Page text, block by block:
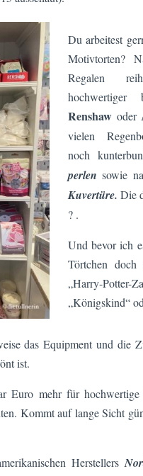
Du arbeitest
Motivtorten?
Regalen
hochwertiger
Renshawoder
vielen
noch
perlensowie
Kuvertüre. Die
? .
Und bevor ich
Törtchen doch
„Harry-Potter-
„Königskind“
das Equipment und die
ist.
Euro mehr für hochwertige
Kommt auf lange Sicht
Herstellers